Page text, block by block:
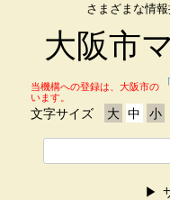
さまざまな情
大阪市
当機構への登録は、大阪市の
います。
文字サイズ 大 中 小